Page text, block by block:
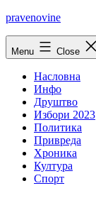
Skip
pravenovine
Menu Close
Насловна
Инфо
Друштво
Избори 2023
Политика
Привреда
Хроника
Култура
Спорт